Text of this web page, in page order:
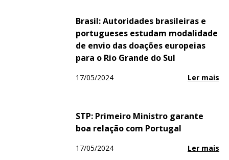
Brasil: Autoridades brasileiras e
portugueses estudam modalidade
de envio das doações europeias
para o Rio Grande do Sul
17/05/2024 Ler mais
STP: Primeiro Ministro garante
boa relação com Portugal
17/05/2024 Ler mais